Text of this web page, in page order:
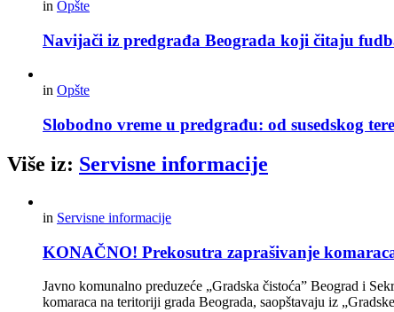
in Opšte
Navijači iz predgrađa Beograda koji čitaju
in Opšte
Slobodno vreme u predgrađu: od susedskog
Više iz: Servisne informacije
in Servisne informacije
KONAČNO! Prekosutra zaprašivanje
Javno komunalno preduzeće „Gradska čistoća” Beograd i
komaraca na teritoriji grada Beograda, saopštavaju iz